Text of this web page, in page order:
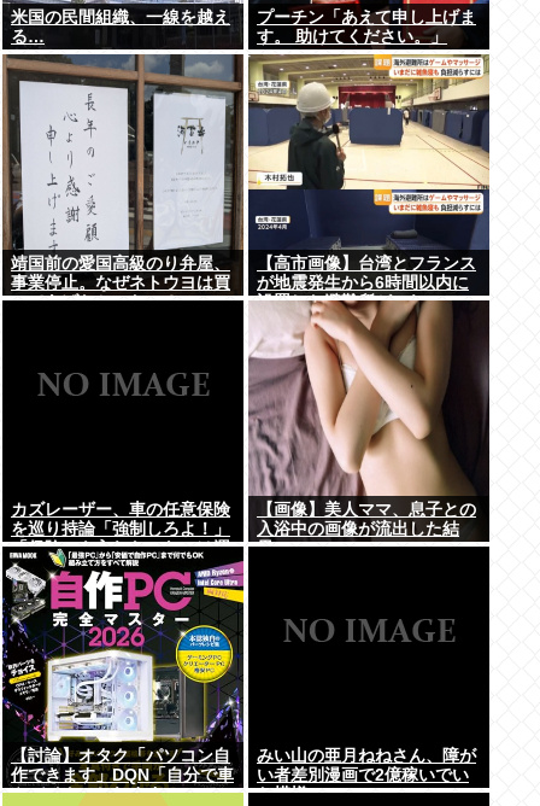
米国の民間組織、一線を越え
る…
プーチン「あえて申し上げま
す。 助けてください。」
靖国前の愛国高級のり弁屋、
事業停止。なぜネトウヨは買
ってあげなかったの？
【高市画像】台湾とフランス
が地震発生から6時間以内に
設置した避難所がこれwww
カズレーザー、車の任意保険
を巡り持論「強制しろよ！」
「保険にも入れないヤツは運
転すんなよ」
【画像】美人ママ、息子との
入浴中の画像が流出した結
果・・・
【討論】オタク「パソコン自
作できます」DQN「自分で車
やバイクいじれます」
みい山の亜月ねねさん、障が
い者差別漫画で2億稼いでい
た模様www